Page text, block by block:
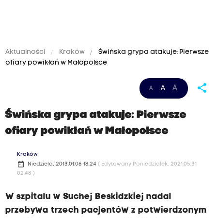
Aktualności Kraków
Świńska grypa atakuje: Pierwsze
ofiary powikłań w Małopolsce
A A A share
Świńska grypa atakuje: Pierwsze
ofiary powikłań w Małopolsce
Kraków
date_range Niedziela, 2013.01.06 18:24 ( Edytowany Poniedziałek, 2021.05.31
02:48 )
W szpitalu w Suchej Beskidzkiej nadal
przebywa trzech pacjentów z potwierdzonym